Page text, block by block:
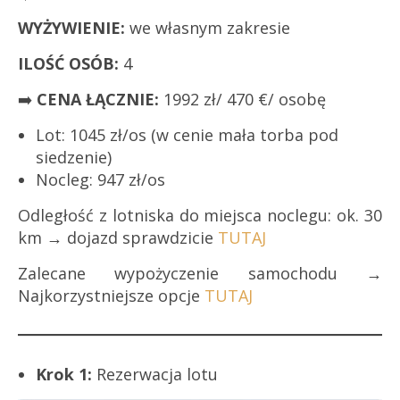
WYŻYWIENIE: we własnym zakresie
ILOŚĆ OSÓB: 4
➡️ CENA ŁĄCZNIE: 1992 zł/ 470 €/ osobę
Lot: 1045 zł/os (w cenie mała torba pod
siedzenie)
Nocleg: 947 zł/os
Odległość z lotniska do miejsca noclegu: ok. 30
km → dojazd sprawdzicie TUTAJ
Zalecane wypożyczenie samochodu →
Najkorzystniejsze opcje TUTAJ
Krok 1: Rezerwacja lotu